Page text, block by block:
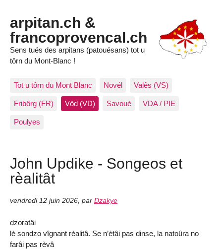
arpitan.ch &
francoprovencal.ch
Sens tués des arpitans (patouésans) tot u
tôrn du Mont-Blanc !
Tot u tôrn du Mont Blanc Novél Valês (VS)
Fribôrg (FR) Vôd (VD) Savouè VDA / PIE
Poulyes
John Updike - Songeos et
rèalitât
vendredi 12 juin 2026 par Dzakye
dzoratâi
lè sondzo vîgnant rèalitâ. Se n’ètâi pas dinse, la natoûra no
farâi pas rèvâ